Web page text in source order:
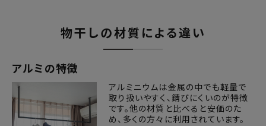
特定商取引法について
プライバシーポリシー
物干しの材質による違い
アルミの特徴
アルミニウムは金属の中でも軽量で
取り扱いやすく、錆びにくいのが特徴
です。他の材質と比べると安価のた
め、多くの方々に利用されています。